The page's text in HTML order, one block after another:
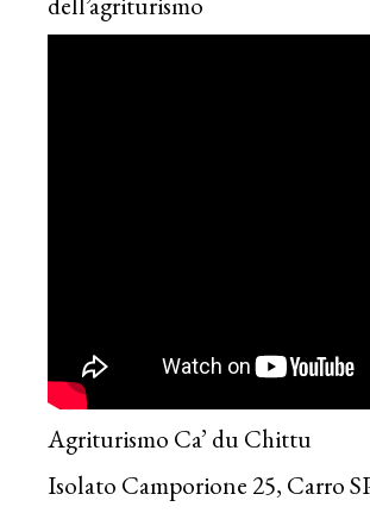
Agriturismo Ca’ du Chittu
Isolato Camporione 25, Carro